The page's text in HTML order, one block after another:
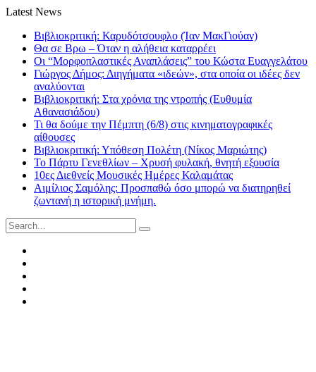
Latest News
Βιβλιοκριτική: Καρυδότσουφλο (Ίαν ΜακΓιούαν)
Θα σε Βρω – Όταν η αλήθεια καταρρέει
Οι “Μορφοπλαστικές Αναπλάσεις” του Κώστα Ευαγγελάτου
Γιώργος Δήμος: Διηγήματα «ιδεών», στα οποία οι ιδέες δεν
αναλύονται
Βιβλιοκριτική: Στα χρόνια της ντροπής (Ευθυμία
Αθανασιάδου)
Τι θα δούμε την Πέμπτη (6/8) στις κινηματογραφικές
αίθουσες
Βιβλιοκριτική: Υπόθεση Πολέτη (Νίκος Μαριώτης)
Το Πάρτυ Γενεθλίων – Χρυσή φυλακή, θνητή εξουσία
10ες Διεθνείς Μουσικές Ημέρες Καλαμάτας
Αιμίλιος Σαμόλης: Προσπαθώ όσο μπορώ να διατηρηθεί
ζωντανή η ιστορική μνήμη.
Search
for: